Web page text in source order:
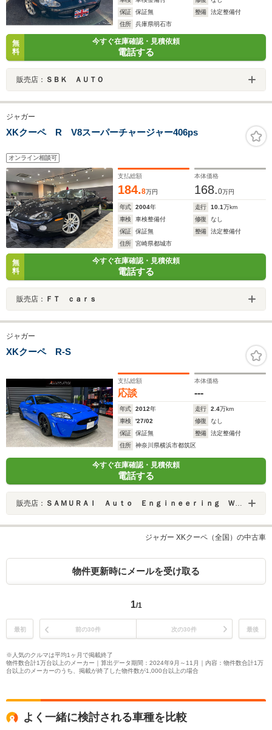
保証
保証無 整備
法定整備付
住所
兵庫県明石市
無
料
今すぐ在庫確認・見積依頼
電話する
販売店： ＳＢＫ ＡＵＴＯ
ジャガー
XKクーペ R V8スーパーチャージャー406ps
オンライン相談可
支払総額
184.8万円
本体価格
168.0万円
年式 2004年 走行 10.1万km
車検
車検整備付 修復
なし
保証
保証無 整備
法定整備付
住所
宮崎県都城市
無
料
今すぐ在庫確認・見積依頼
電話する
販売店： ＦＴ ｃａｒｓ
ジャガー
XKクーペ R-S
支払総額
応談
本体価格
---
年式 2012年 走行 2.4万km
車検
'27/02 修復
なし
保証
保証無 整備
法定整備付
住所
神奈川県横浜市都筑区
今すぐ在庫確認・見積依頼
電話する
販売店： ＳＡＭＵＲＡＩ Ａｕｔｏ Ｅｎｇｉｎｅｅｒｉｎｇ Ｗｏｒｋｓ
ジャガー XKクーペ（全国）の中古車
物件更新時にメールを受け取る
1/1
最初 前の30件 次の30件 最後
※人気のクルマは平均1ヶ月で掲載終了
物件数合計1万台以上のメーカー｜算出データ期間：2024年9月～11月｜内容：物件数合計1万
台以上のメーカーのうち、掲載が終了した物件数が1,000台以上の場合
よく一緒に検討される車種を比較